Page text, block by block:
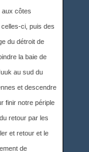
aux côtes
ci, puis des
du détroit de
la baie de
au sud du
et descendre
finir notre périple
retour par les
et retour et le
de